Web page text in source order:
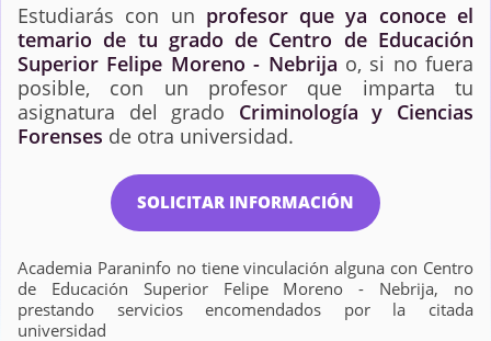
Estudiarás con un profesor que ya conoce el
temario de tu grado de Centro de Educación
Superior Felipe Moreno - Nebrija o, si no fuera
posible, con un profesor que imparta tu
asignatura del grado Criminología y Ciencias
Forenses de otra universidad.
SOLICITAR INFORMACIÓN
Academia Paraninfo no tiene vinculación alguna con Centro
de Educación Superior Felipe Moreno - Nebrija, no
prestando servicios encomendados por la citada
universidad